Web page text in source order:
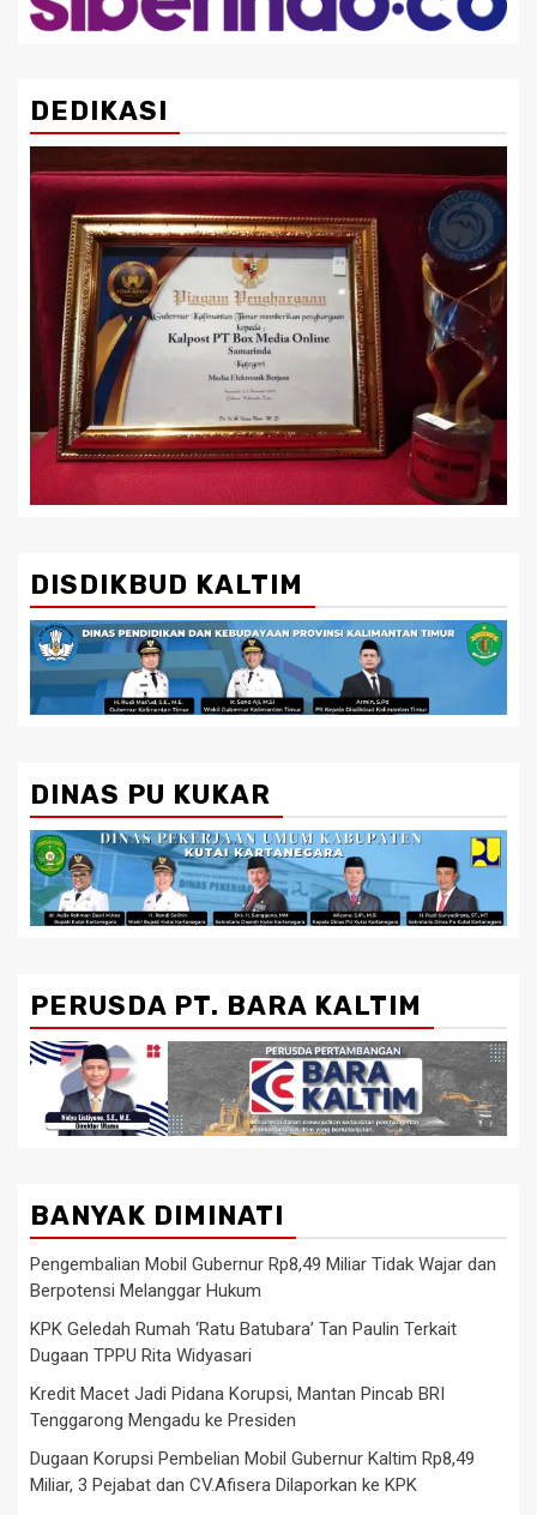
DEDIKASI
DISDIKBUD KALTIM
DINAS PU KUKAR
PERUSDA PT. BARA KALTIM
BANYAK DIMINATI
Pengembalian Mobil Gubernur Rp8,49 Miliar Tidak Wajar dan
Berpotensi Melanggar Hukum
KPK Geledah Rumah ‘Ratu Batubara’ Tan Paulin Terkait
Dugaan TPPU Rita Widyasari
Kredit Macet Jadi Pidana Korupsi, Mantan Pincab BRI
Tenggarong Mengadu ke Presiden
Dugaan Korupsi Pembelian Mobil Gubernur Kaltim Rp8,49
Miliar, 3 Pejabat dan CV.Afisera Dilaporkan ke KPK